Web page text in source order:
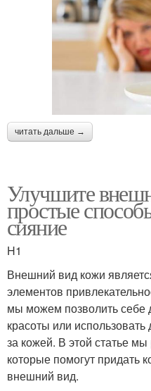
читать дальше →
Улучшите
простые
сияние
H1
Внешний вид кожи
элементов
мы можем позволить себе
красоты или
за кожей. В этой статье
которые помогут придать
внешний вид.